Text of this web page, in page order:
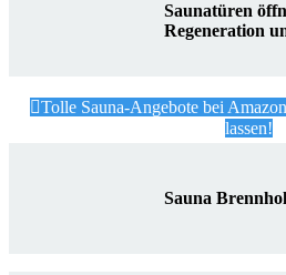
Saunatüren
Regeneration
Tolle Sauna-Angebote bei
lassen!
Sauna